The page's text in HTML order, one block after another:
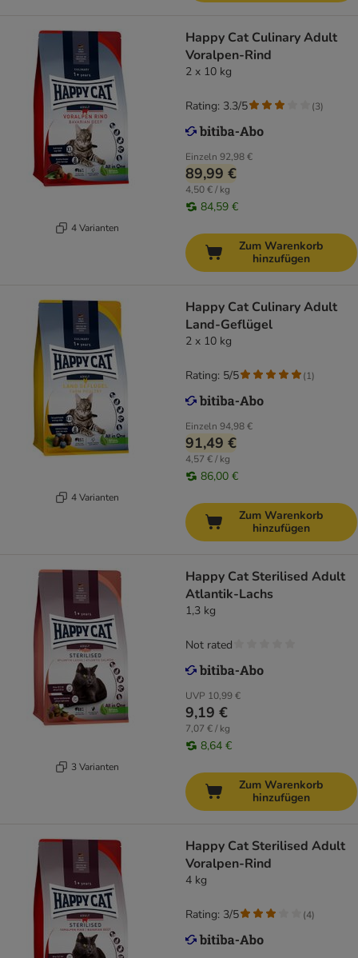
4 Varianten
Happy Cat Culinary Adult
Voralpen-Rind
2 x 10 kg
Einzeln 92,98 €
89,99 €
4,50 € / kg
84,59 €
Rating: 3.3/5 (3)
Zum Warenkorb
hinzufügen
4 Varianten
Happy Cat Culinary Adult
Land-Geflügel
2 x 10 kg
Einzeln 94,98 €
91,49 €
4,57 € / kg
86,00 €
Rating: 5/5 (1)
Zum Warenkorb
hinzufügen
3 Varianten
Happy Cat Sterilised Adult
Atlantik-Lachs
1,3 kg
UVP 10,99 €
9,19 €
7,07 € / kg
8,64 €
Not rated
Zum Warenkorb
hinzufügen
Happy Cat Sterilised Adult
Voralpen-Rind
4 kg
Rating: 3/5 (4)